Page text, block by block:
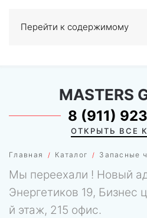
Перейти к содержимому
0
Главная Каталог Запасные
MASTERS
8 (911)
ОТКРЫТЬ ВСЕ
Мы переехали ! Новый
Энергетиков 19, Бизнес
й этаж, 215 офис.